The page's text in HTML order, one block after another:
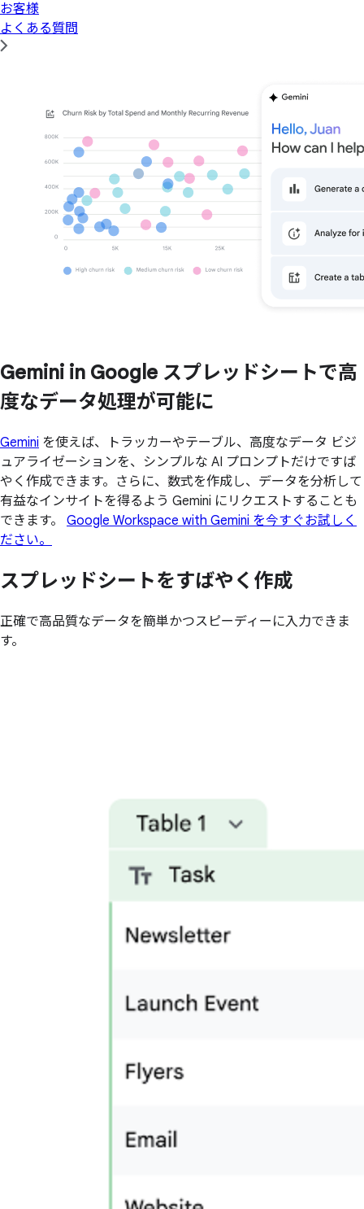
お客様
よくある質問
Gemini in Google スプレッドシートで高
度なデータ処理が可能に
Gemini を使えば、トラッカーやテーブル、高度なデータ ビジ
ュアライゼーションを、シンプルな AI プロンプトだけですば
やく作成できます。さらに、数式を作成し、データを分析して
有益なインサイトを得るよう Gemini にリクエストすることも
できます。 Google Workspace with Gemini を今すぐお試しく
ださい。
スプレッドシートをすばやく 作成
正確で高品質なデータを簡単かつスピーディーに入力できま
す。